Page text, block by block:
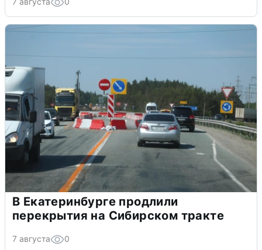
В Екатеринбурге продлили
перекрытия на Сибирском тракте
7 августа 0